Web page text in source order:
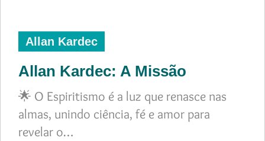
Allan Kardec
Allan Kardec: A Missão
🌟 O Espiritismo é a luz que renasce nas
almas, unindo ciência, fé e amor para
revelar o…